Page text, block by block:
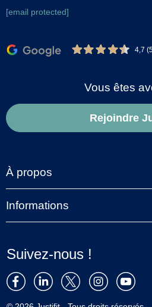
[email protected]
4,7
Vous êtes
Rejoindre
À propos
Informations
Suivez-nous !